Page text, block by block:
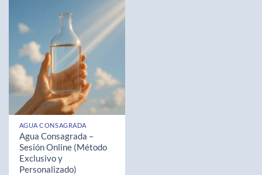
AGUA CONSAGRADA
Agua Consagrada –
Sesión Online (Método
Exclusivo y
Personalizado)